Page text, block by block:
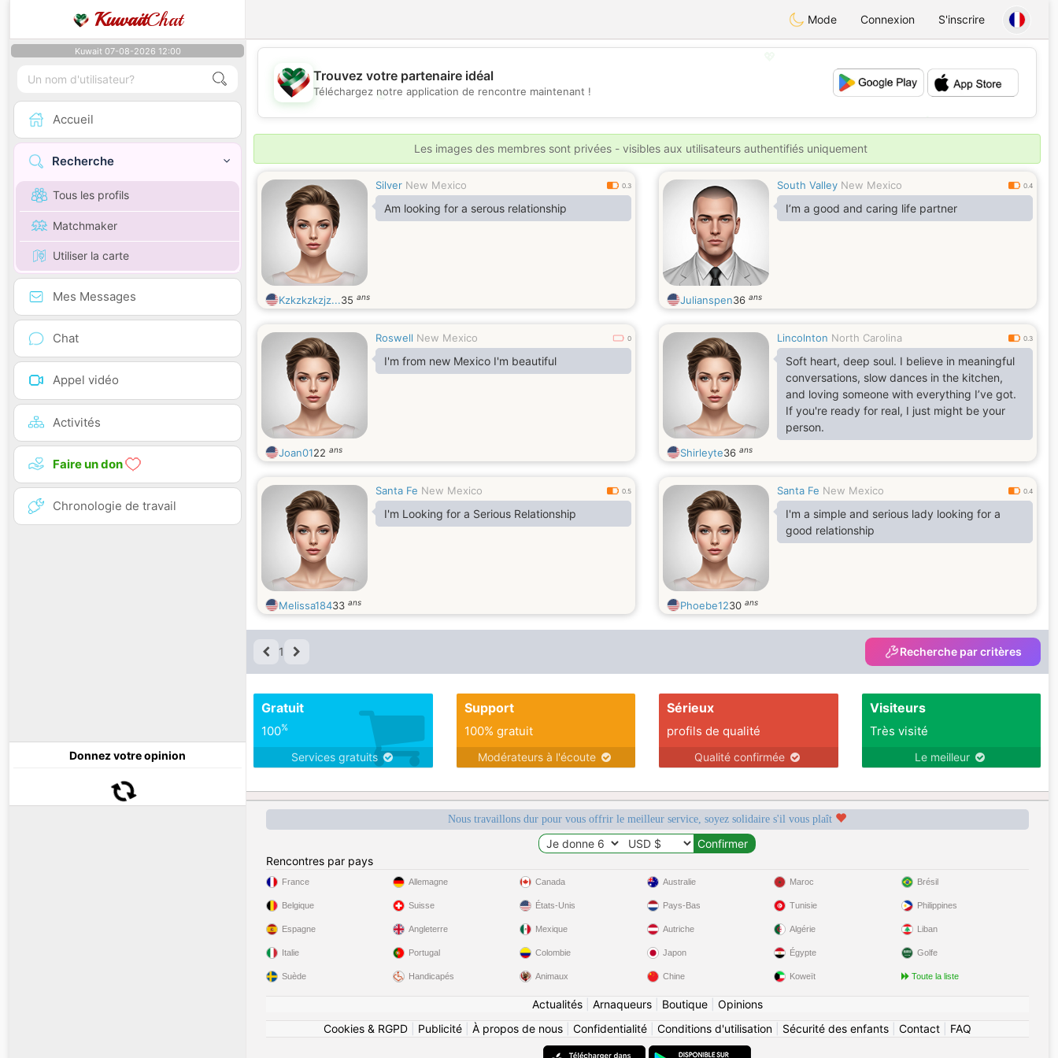
KuwaitChat Mode Connexion S'inscrire
Kuwait 07-08-2026 12:00
Accueil
Recherche
Tous les profils
Matchmaker
Utiliser la carte
Mes Messages
Chat
Appel vidéo
Activités
Faire un don
Chronologie de travail
Donnez votre opinion
💖
💕
💕
Trouvez votre partenaire idéal
Téléchargez notre application de rencontre maintenant !
Les images des membres sont privées - visibles aux utilisateurs authentifiés uniquement
Silver New Mexico 0.3
Am looking for a serous relationship
Kzkzkzkzjz...35 ans
South Valley New Mexico 0.4
I’m a good and caring life partner
Julianspen36 ans
Roswell New Mexico 0
I'm from new Mexico I'm beautiful
Joan0122 ans
Lincolnton North Carolina 0.3
Soft heart, deep soul. I believe in meaningful
conversations, slow dances in the kitchen,
and loving someone with everything I’ve got.
If you're ready for real, I just might be your
person.
Shirleyte36 ans
Santa Fe New Mexico 0.5
I'm Looking for a Serious Relationship
Melissa18433 ans
Santa Fe New Mexico 0.4
I'm a simple and serious lady looking for a
good relationship
Phoebe1230 ans
1 Recherche par critères
Gratuit
100%
Services gratuits
Support
100% gratuit
Modérateurs à l'écoute
Sérieux
profils de qualité
Qualité confirmée
Visiteurs
Très visité
Le meilleur
Nous travaillons dur pour vous offrir le meilleur service, soyez solidaire s'il vous plaît
Rencontres par pays
France
Belgique
Espagne
Italie
Suède
Allemagne
Suisse
Angleterre
Portugal
Handicapés
Canada
États-Unis
Mexique
Colombie
Animaux
Australie
Pays-Bas
Autriche
Japon
Chine
Maroc
Tunisie
Algérie
Égypte
Koweït
Brésil
Philippines
Liban
Golfe
Toute la liste
Actualités| Arnaqueurs| Boutique| Opinions
Cookies & RGPD| Publicité| À propos de nous| Confidentialité| Conditions d'utilisation| Sécurité des enfants| Contact| FAQ